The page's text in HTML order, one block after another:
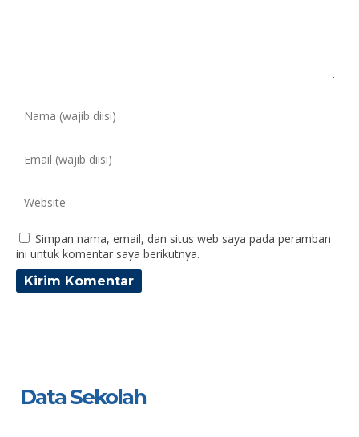
Simpan nama, email, dan situs web saya pada peramban
ini untuk komentar saya berikutnya.
Data Sekolah